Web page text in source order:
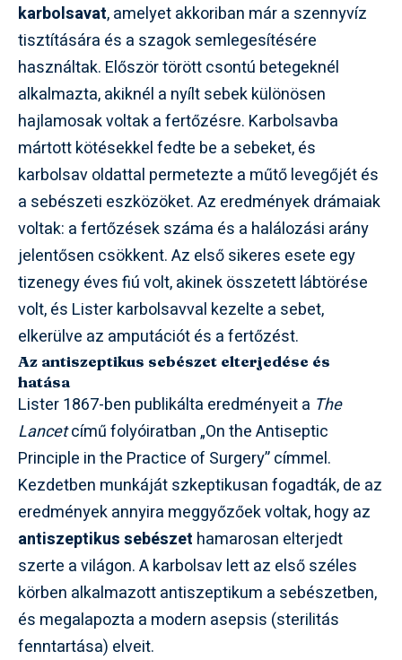
karbolsavat, amelyet akkoriban már a szennyvíz
tisztítására és a szagok semlegesítésére
használtak. Először törött csontú betegeknél
alkalmazta, akiknél a nyílt sebek különösen
hajlamosak voltak a fertőzésre. Karbolsavba
mártott kötésekkel fedte be a sebeket, és
karbolsav oldattal permetezte a műtő levegőjét és
a sebészeti eszközöket. Az eredmények drámaiak
voltak: a fertőzések száma és a halálozási arány
jelentősen csökkent. Az első sikeres esete egy
tizenegy éves fiú volt, akinek összetett lábtörése
volt, és Lister karbolsavval kezelte a sebet,
elkerülve az amputációt és a fertőzést.
Az antiszeptikus sebészet elterjedése és
hatása
Lister 1867-ben publikálta eredményeit a The
Lancetcímű folyóiratban „On the Antiseptic
Principle in the Practice of Surgery” címmel.
Kezdetben munkáját szkeptikusan fogadták, de az
eredmények annyira meggyőzőek voltak, hogy az
antiszeptikus sebészet hamarosan elterjedt
szerte a világon. A karbolsav lett az első széles
körben alkalmazott antiszeptikum a sebészetben,
és megalapozta a modern asepsis (sterilitás
fenntartása) elveit.